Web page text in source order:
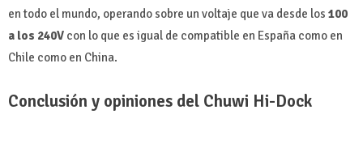
en todo el mundo, operando sobre un voltaje que va desde los 100
a los 240V con lo que es igual de compatible en España como en
Chile como en China.
Conclusión y opiniones del Chuwi Hi-Dock